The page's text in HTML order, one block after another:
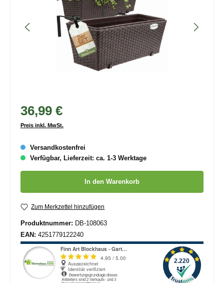
36,99 €
Preis inkl. MwSt.
Versandkostenfrei
Verfügbar, Lieferzeit: ca. 1-3 Werktage
In den Warenkorb
Zum Merkzettel hinzufügen
Produktnummer: DB-108063
EAN: 4251779122240